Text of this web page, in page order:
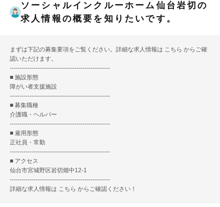
ソーシャルインクルーホーム仙台岩切の
求人情報の概要を知りたいです。
まずは下記の募集要項をご覧ください。詳細な求人情報は こちら からご確
認いただけます。
---------------------------------------------------
■ 施設形態
障がい者支援施設
---------------------------------------------------
■ 募集職種
介護職・ヘルパー
---------------------------------------------------
■ 雇用形態
正社員・常勤
---------------------------------------------------
■ アクセス
仙台市宮城野区岩切畑中12-1
---------------------------------------------------
詳細な求人情報は こちら からご確認ください！